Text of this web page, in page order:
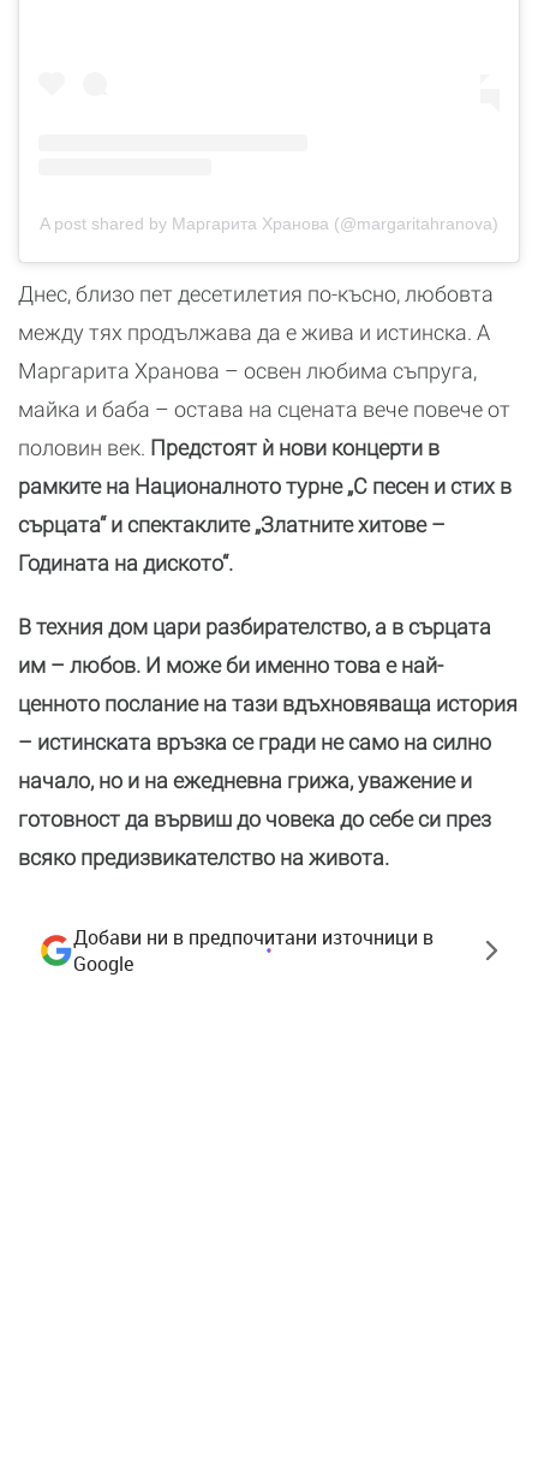
A post shared by Маргарита Хранова (@margaritahranova)
Днес, близо пет десетилетия по-късно, любовта
между тях продължава да е жива и истинска. А
Маргарита Хранова – освен любима съпруга,
майка и баба – остава на сцената вече повече от
половин век. Предстоят ѝ нови концерти в
рамките на Националното турне „С песен и стих в
сърцата“ и спектаклите „Златните хитове –
Годината на диското“.
В техния дом цари разбирателство, а в сърцата
им – любов. И може би именно това е най-
ценното послание на тази вдъхновяваща история
– истинската връзка се гради не само на силно
начало, но и на ежедневна грижа, уважение и
готовност да вървиш до човека до себе си през
всяко предизвикателство на живота.
Добави ни в предпочитани източници в
Google